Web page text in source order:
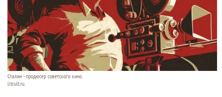
Сталин - продюсер советского кино.
litcult.ru.